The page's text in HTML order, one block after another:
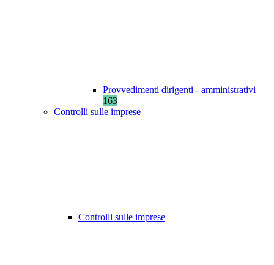
Provvedimenti dirigenti - amministrativi
163
Controlli sulle imprese
Controlli sulle imprese